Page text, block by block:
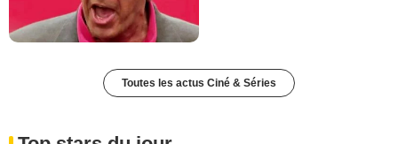
Toutes les actus Ciné & Séries